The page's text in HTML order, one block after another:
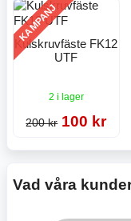
KAMPANJ
Kulskruvfäste FK12
UTF
2 i lager
200 kr 100 kr
Vad våra